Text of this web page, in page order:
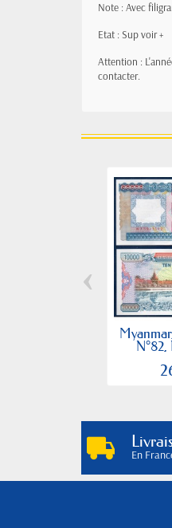
Note : Avec
Etat : Sup voir +
Attention :
contacter.
‹
En